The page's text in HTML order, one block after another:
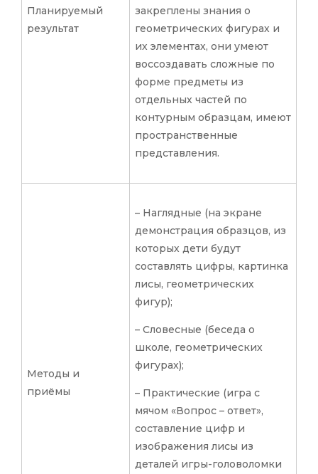
Планируемый
результат
закреплены знания о
геометрических фигурах и
их элементах, они умеют
воссоздавать сложные по
форме предметы из
отдельных частей по
контурным образцам, имеют
пространственные
представления.
Методы и
приёмы
– Наглядные (на экране
демонстрация образцов, из
которых дети будут
составлять цифры, картинка
лисы, геометрических
фигур);
– Словесные (беседа о
школе, геометрических
фигурах);
– Практические (игра с
мячом «Вопрос – ответ»,
составление цифр и
изображения лисы из
деталей игры-головоломки